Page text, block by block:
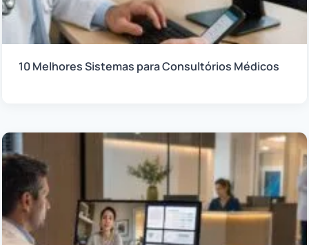
10 Melhores Sistemas para Consultórios Médicos